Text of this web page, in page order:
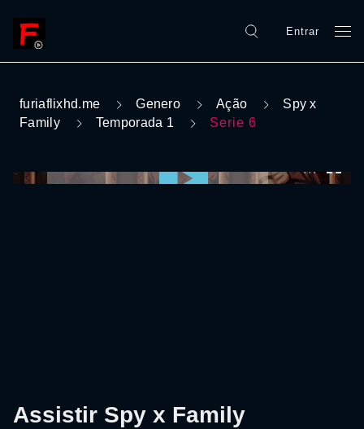
Entrar
furiaflixhd.me Genero Ação
Spy x
Family
Temporada 1 Serie 6
Assistir Spy x Family